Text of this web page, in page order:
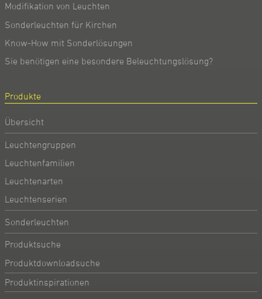
Modifikation von Leuchten
Sonderleuchten für Kirchen
Know-How mit Sonderlösungen
Sie benötigen eine besondere Beleuchtungslösung?
Produkte
Übersicht
Leuchtengruppen
Leuchtenfamilien
Leuchtenarten
Leuchtenserien
Sonderleuchten
Produktsuche
Produktdownloadsuche
Produktinspirationen